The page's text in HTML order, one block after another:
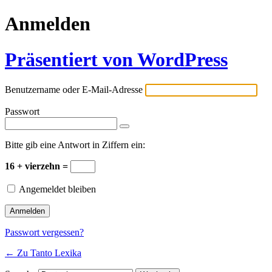
Anmelden
Präsentiert von WordPress
Benutzername oder E-Mail-Adresse
Passwort
Bitte gib eine Antwort in Ziffern ein:
16 + vierzehn =
Angemeldet bleiben
Passwort vergessen?
← Zu Tanto Lexika